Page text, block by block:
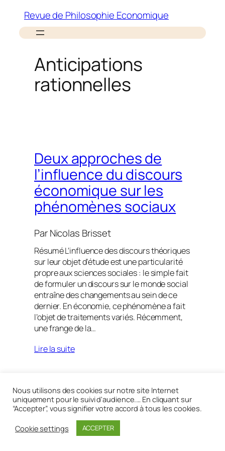
contenu
Revue de Philosophie Economique
Anticipations
rationnelles
Deux approches de
l’influence du discours
économique sur les
phénomènes sociaux
ParNicolas Brisset
Résumé L’influence des discours théoriques
sur leur objet d’étude est une particularité
propre aux sciences sociales : le simple fait
de formuler un discours sur le monde social
entraîne des changements au sein de ce
dernier. En économie, ce phénomène a fait
l’objet de traitements variés. Récemment,
une frange de la…
Lire la suite
Réalisé avecWordPress
Nous utilisons des cookies sur notre site Internet
uniquement pour le suivi d'audience.… En cliquant sur
“Accepter”, vous signifier votre accord à tous les cookies.
Cookie settings
ACCEPTER